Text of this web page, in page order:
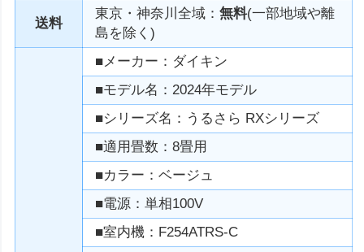
送料
東京・神奈川全域：無料(一部地域や離
島を除く)
■メーカー：ダイキン
■モデル名：2024年モデル
■シリーズ名：うるさら RXシリーズ
■適用畳数：8畳用
■カラー：ベージュ
■電源：単相100V
■室内機：F254ATRS-C